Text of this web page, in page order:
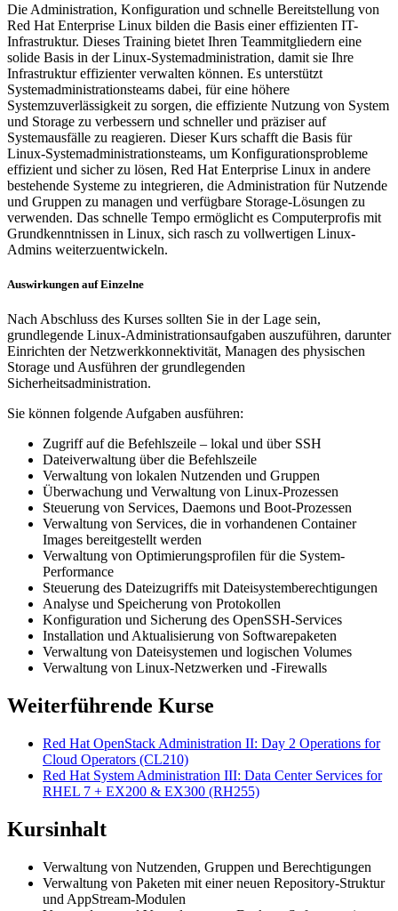
Die Administration, Konfiguration und schnelle Bereitstellung von
Red Hat Enterprise Linux bilden die Basis einer effizienten IT-
Infrastruktur. Dieses Training bietet Ihren Teammitgliedern eine
solide Basis in der Linux-Systemadministration, damit sie Ihre
Infrastruktur effizienter verwalten können. Es unterstützt
Systemadministrationsteams dabei, für eine höhere
Systemzuverlässigkeit zu sorgen, die effiziente Nutzung von System
und Storage zu verbessern und schneller und präziser auf
Systemausfälle zu reagieren. Dieser Kurs schafft die Basis für
Linux-Systemadministrationsteams, um Konfigurationsprobleme
effizient und sicher zu lösen, Red Hat Enterprise Linux in andere
bestehende Systeme zu integrieren, die Administration für Nutzende
und Gruppen zu managen und verfügbare Storage-Lösungen zu
verwenden. Das schnelle Tempo ermöglicht es Computerprofis mit
Grundkenntnissen in Linux, sich rasch zu vollwertigen Linux-
Admins weiterzuentwickeln.
Auswirkungen auf Einzelne
Nach Abschluss des Kurses sollten Sie in der Lage sein,
grundlegende Linux-Administrationsaufgaben auszuführen, darunter
Einrichten der Netzwerkkonnektivität, Managen des physischen
Storage und Ausführen der grundlegenden
Sicherheitsadministration.
Sie können folgende Aufgaben ausführen:
Zugriff auf die Befehlszeile – lokal und über SSH
Dateiverwaltung über die Befehlszeile
Verwaltung von lokalen Nutzenden und Gruppen
Überwachung und Verwaltung von Linux-Prozessen
Steuerung von Services, Daemons und Boot-Prozessen
Verwaltung von Services, die in vorhandenen Container
Images bereitgestellt werden
Verwaltung von Optimierungsprofilen für die System-
Performance
Steuerung des Dateizugriffs mit Dateisystemberechtigungen
Analyse und Speicherung von Protokollen
Konfiguration und Sicherung des OpenSSH-Services
Installation und Aktualisierung von Softwarepaketen
Verwaltung von Dateisystemen und logischen Volumes
Verwaltung von Linux-Netzwerken und -Firewalls
Weiterführende Kurse
Red Hat OpenStack Administration II: Day 2 Operations for
Cloud Operators (CL210)
Red Hat System Administration III: Data Center Services for
RHEL 7 + EX200 & EX300 (RH255)
Kursinhalt
Verwaltung von Nutzenden, Gruppen und Berechtigungen
Verwaltung von Paketen mit einer neuen Repository-Struktur
und AppStream-Modulen